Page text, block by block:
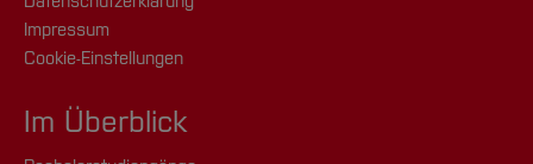
Impressum
Cookie-Einstellungen
Im Überblick